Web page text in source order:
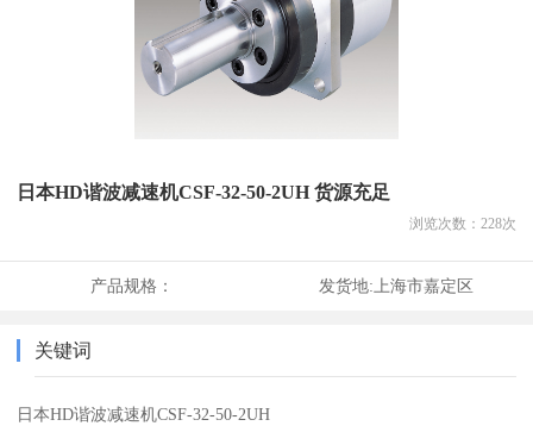
日本HD谐波减速机CSF-32-50-2UH 货源充足
浏览次数： 228次
产品规格： 发货地: 上海市嘉定区
关键词
日本HD谐波减速机CSF-32-50-2UH